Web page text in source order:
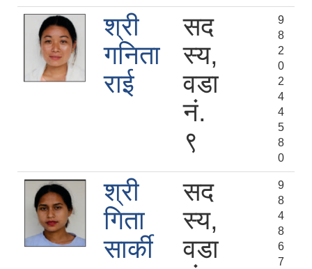
श्री
गनिता
राई
सद
स्य,
वडा
नं.
९
9
8
2
0
2
4
4
5
8
0
श्री
गिता
सार्की
सद
स्य,
वडा
9
8
4
8
6
7